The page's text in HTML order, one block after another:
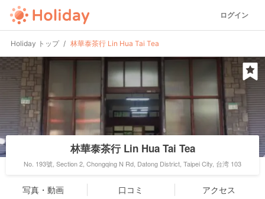
ログイン
Holiday トップ 林華泰茶行 Lin Hua Tai Tea
林華泰茶行 Lin Hua Tai Tea
No. 193號, Section 2, Chongqing N Rd, Datong District, Taipei City, 台湾 103
写真・動画 口コミ アクセス